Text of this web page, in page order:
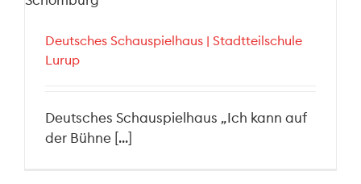
Deutsches Schauspielhaus | Stadtteilschule
Lurup
Deutsches Schauspielhaus „Ich kann auf
der Bühne [...]